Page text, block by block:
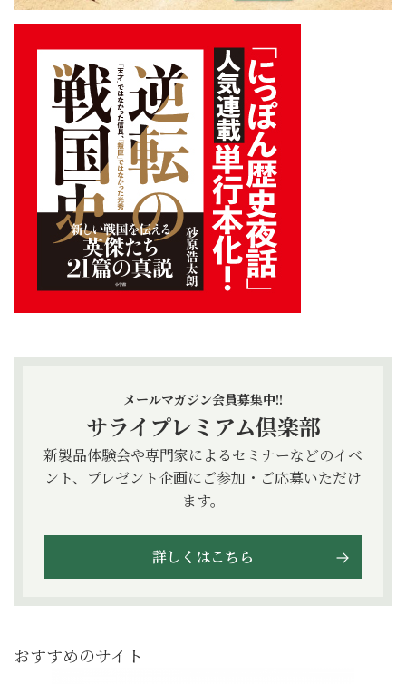
メールマガジン会員募集中!!
サライプレミアム倶楽部
新製品体験会や専門家によるセミナーなどのイベ
ント、プレゼント企画にご参加・ご応募いただけ
ます。
詳しくはこちら
おすすめのサイト